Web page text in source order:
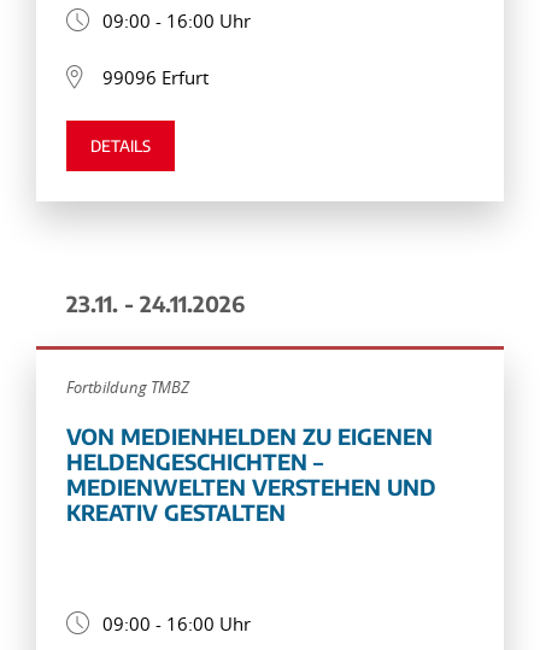
09:00 - 16:00 Uhr
99096 Erfurt
DETAILS
23.11. - 24.11.2026
Fortbildung TMBZ
VON MEDIENHELDEN ZU EIGENEN
HELDENGESCHICHTEN –
MEDIENWELTEN VERSTEHEN UND
KREATIV GESTALTEN
09:00 - 16:00 Uhr